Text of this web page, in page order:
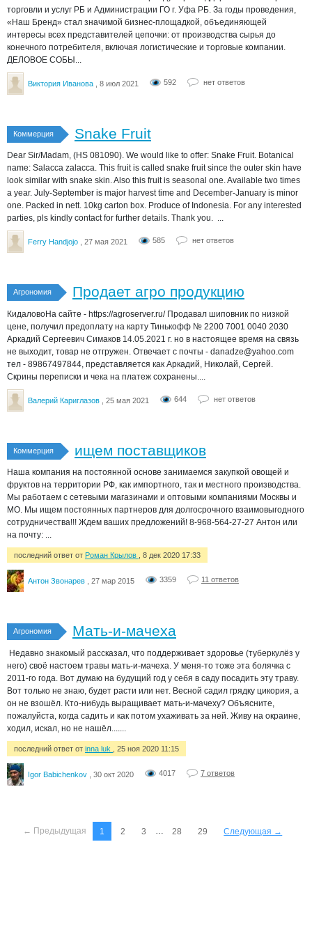
торговли и услуг РБ и Администрации ГО г. Уфа РБ. За годы проведения,
«Наш Бренд» стал значимой бизнес-площадкой, объединяющей
интересы всех представителей цепочки: от производства сырья до
конечного потребителя, включая логистические и торговые компании.
ДЕЛОВОЕ СОБЫ...
Виктория Иванова , 8 июл 2021 592 нет ответов
Коммерция Snake Fruit
Dear Sir/Madam, (HS 081090). We would like to offer: Snake Fruit. Botanical
name: Salacca zalacca. This fruit is called snake fruit since the outer skin have
look similar with snake skin. Also this fruit is seasonal one. Available two times
a year. July-September is major harvest time and December-January is minor
one. Packed in nett. 10kg carton box. Produce of Indonesia. For any interested
parties, pls kindly contact for further details. Thank you. ...
Ferry Handjojo , 27 мая 2021 585 нет ответов
Агрономия Продает агро продукцию
КидаловоНа сайте - https://agroserver.ru/ Продавал шиповник по низкой
цене, получил предоплату на карту Тинькофф № 2200 7001 0040 2030
Аркадий Сергеевич Симаков 14.05.2021 г. но в настоящее время на связь
не выходит, товар не отгружен. Отвечает с почты - danadze@yahoo.com
тел - 89867497844, представляется как Аркадий, Николай, Сергей.
Скрины переписки и чека на платеж сохранены....
Валерий Кариглазов , 25 мая 2021 644 нет ответов
Коммерция ищем поставщиков
Наша компания на постоянной основе занимаемся закупкой овощей и
фруктов на территории РФ, как импортного, так и местного производства.
Мы работаем с сетевыми магазинами и оптовыми компаниями Москвы и
МО. Мы ищем постоянных партнеров для долгосрочного взаимовыгодного
сотрудничества!!! Ждем ваших предложений! 8-968-564-27-27 Антон или
на почту: ...
последний ответ от Роман Крылов , 8 дек 2020 17:33
Антон Звонарев , 27 мар 2015 3359 11 ответов
Агрономия Мать-и-мачеха
Недавно знакомый рассказал, что поддерживает здоровье (туберкулёз у
него) своё настоем травы мать-и-мачеха. У меня-то тоже эта болячка с
2011-го года. Вот думаю на будущий год у себя в саду посадить эту траву.
Вот только не знаю, будет расти или нет. Весной садил грядку цикория, а
он не взошёл. Кто-нибудь выращивает мать-и-мачеху? Объясните,
пожалуйста, когда садить и как потом ухаживать за ней. Живу на окраине,
ходил, искал, но не нашёл.......
последний ответ от inna luk , 25 ноя 2020 11:15
Igor Babichenkov , 30 окт 2020 4017 7 ответов
← Предыдущая 1 2 3 … 28 29 Следующая →